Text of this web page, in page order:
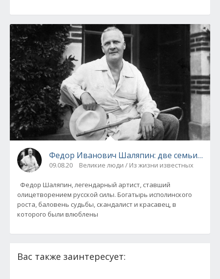
Федор Иванович Шаляпин: две семьи, два
09.08.20 Великие люди / Из жизни известных
Федор Шаляпин, легендарный артист, ставший
олицетворением русской силы. Богатырь исполинского
роста, баловень судьбы, скандалист и красавец, в
которого были влюблены
Вас также заинтересует: